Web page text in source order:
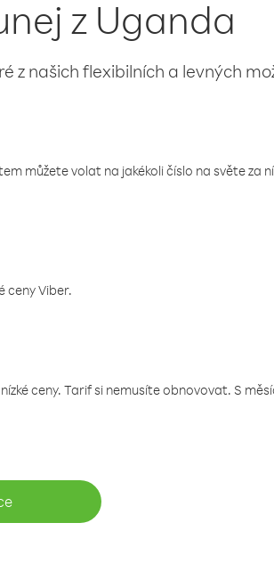
z Uganda
z našich flexibilních a levných
můžete volat na jakékoli číslo na světe za
ceny Viber.
ceny. Tarif si nemusíte obnovovat. S